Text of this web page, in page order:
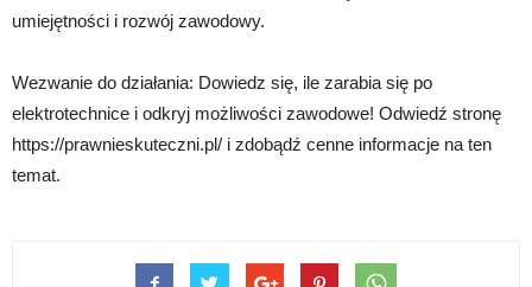
umiejętności i rozwój zawodowy.
Wezwanie do działania: Dowiedz się, ile zarabia się po
elektrotechnice i odkryj możliwości zawodowe! Odwiedź stronę
https://prawnieskuteczni.pl/ i zdobądź cenne informacje na ten
temat.